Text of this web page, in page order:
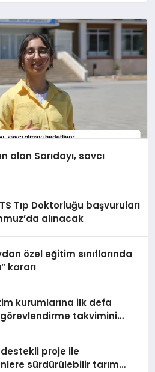
alan Sarıdayı, savcı
Tıp Doktorluğu başvuruları
alınacak
özel eğitim sınıflarında
kararı
kurumlarına ilk defa
takvimini
destekli proje ile
sürdürülebilir tarım